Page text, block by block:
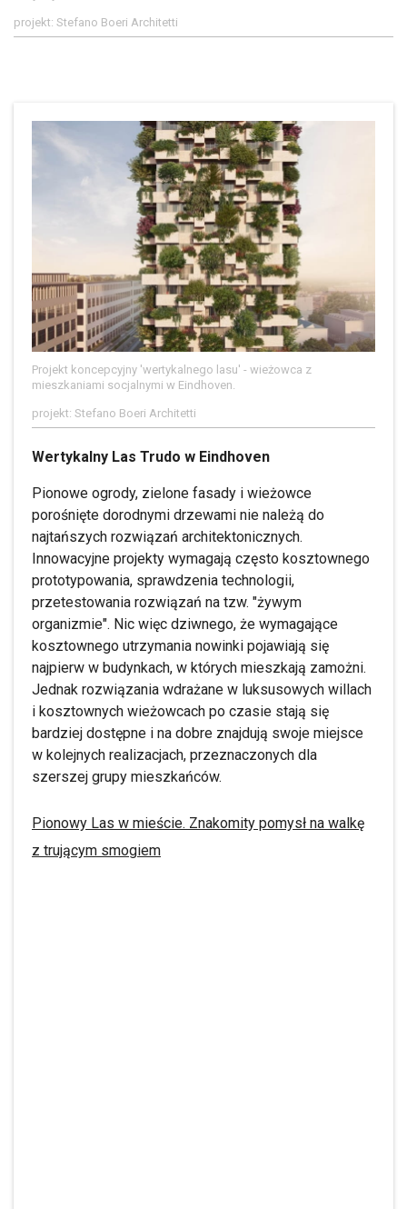
projekt: Stefano Boeri Architetti
Projekt koncepcyjny 'wertykalnego lasu' - wieżowca z
mieszkaniami socjalnymi w Eindhoven.
projekt: Stefano Boeri Architetti
Wertykalny Las Trudo w Eindhoven
Pionowe ogrody, zielone fasady i wieżowce
porośnięte dorodnymi drzewami nie należą do
najtańszych rozwiązań architektonicznych.
Innowacyjne projekty wymagają często kosztownego
prototypowania, sprawdzenia technologii,
przetestowania rozwiązań na tzw. "żywym
organizmie". Nic więc dziwnego, że wymagające
kosztownego utrzymania nowinki pojawiają się
najpierw w budynkach, w których mieszkają zamożni.
Jednak rozwiązania wdrażane w luksusowych willach
i kosztownych wieżowcach po czasie stają się
bardziej dostępne i na dobre znajdują swoje miejsce
w kolejnych realizacjach, przeznaczonych dla
szerszej grupy mieszkańców.
Pionowy Las w mieście. Znakomity pomysł na walkę
z trującym smogiem